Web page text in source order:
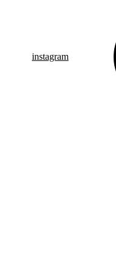
instagram